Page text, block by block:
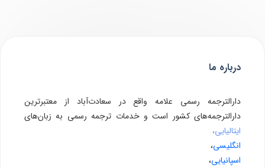
درباره ما
دارالترجمه رسمی علامه واقع در سعادت‌آباد از معتبرترین
دارالترجمه‌های کشور است و خدمات ترجمه رسمی به زبان‌های
ایتالیایی،
انگلیسی،
اسپانیایی،